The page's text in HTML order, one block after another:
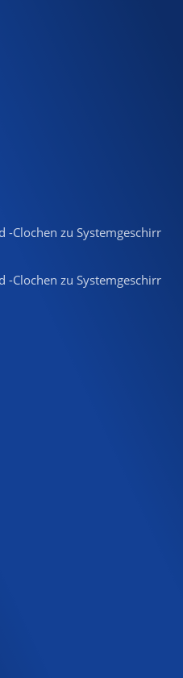
-Clochen zu Systemgeschirr
-Clochen zu Systemgeschirr